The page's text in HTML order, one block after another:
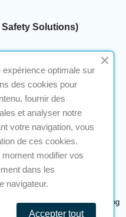
Solutions)
Anthelios Bâtiment E
réservés. Une réalisationNavilog
expérience optimale sur
des cookies pour
fournir des
et analyser notre
votre navigation, vous
de ces cookies.
modifier vos
dans les
navigateur.
Accepter tout